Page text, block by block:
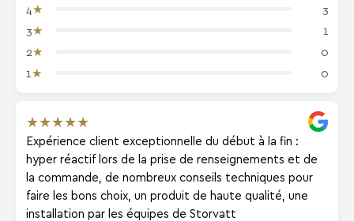
4★
3
3★
1
2★
0
1 ★ 0
★★★★★
Expérience client exceptionnelle du début à la fin :
hyper réactif lors de la prise de renseignements et de
la commande, de nombreux conseils techniques pour
faire les bons choix, un produit de haute qualité, une
installation par les équipes de Storvatt